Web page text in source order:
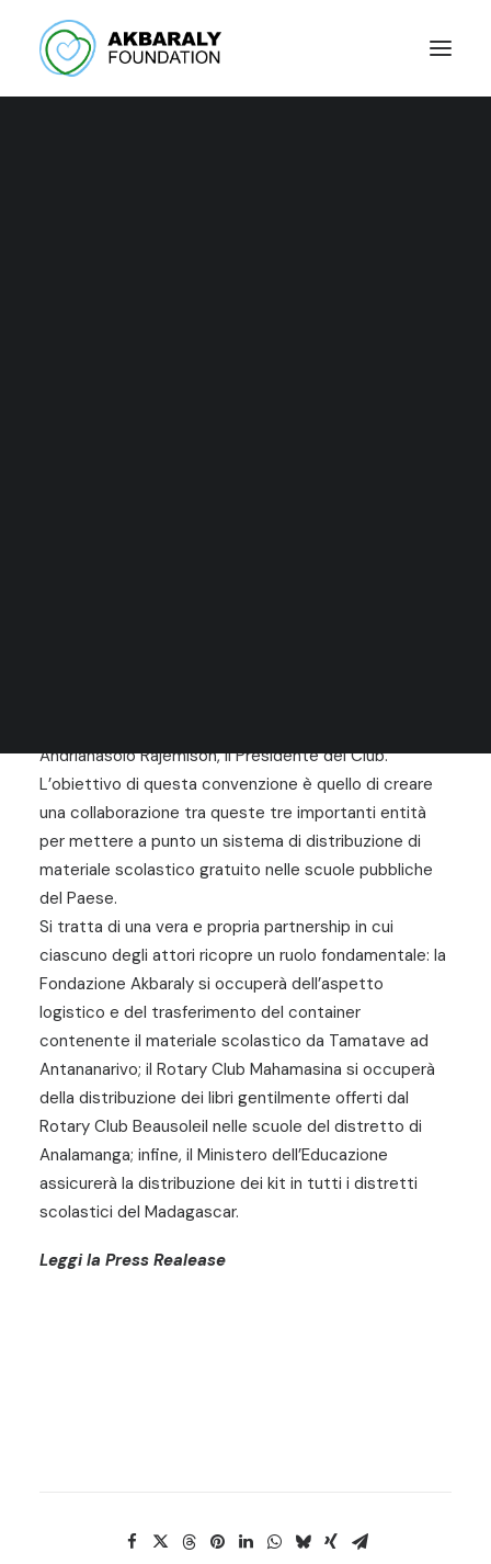
Andrianasolo Rajemison, il Presidente del Club.
L’obiettivo di questa convenzione è quello di creare
una collaborazione tra queste tre importanti entità
per mettere a punto un sistema di distribuzione di
materiale scolastico gratuito nelle scuole pubbliche
del Paese.
Si tratta di una vera e propria partnership in cui
ciascuno degli attori ricopre un ruolo fondamentale: la
Fondazione Akbaraly si occuperà dell’aspetto
logistico e del trasferimento del container
contenente il materiale scolastico da Tamatave ad
Antananarivo; il Rotary Club Mahamasina si occuperà
della distribuzione dei libri gentilmente offerti dal
Rotary Club Beausoleil nelle scuole del distretto di
Analamanga; infine, il Ministero dell’Educazione
assicurerà la distribuzione dei kit in tutti i distretti
scolastici del Madagascar.
Leggi la Press Realease